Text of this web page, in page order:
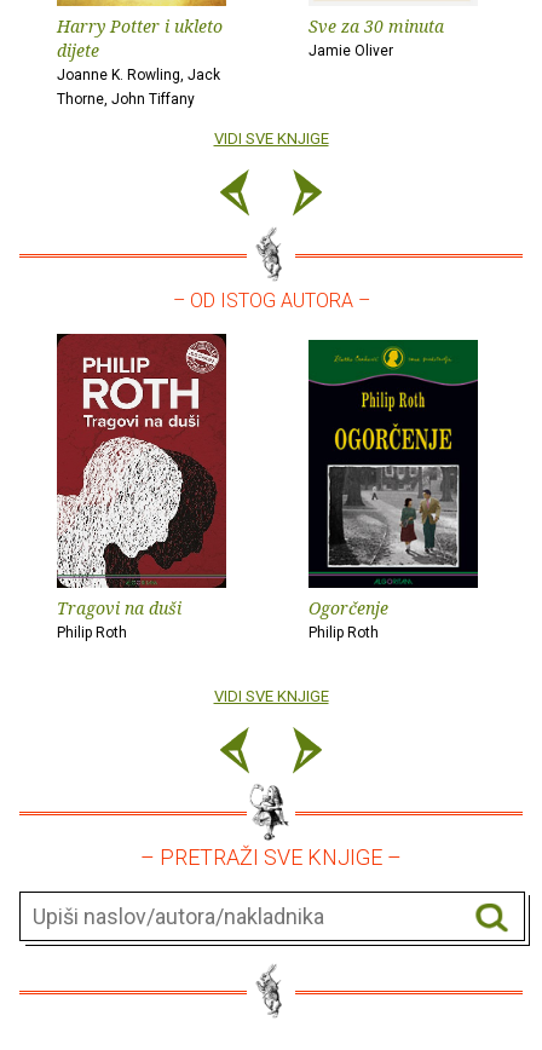
Harry Potter i ukleto
dijete
Joanne K. Rowling, Jack
Thorne, John Tiffany
Sve za 30 minuta
Jamie Oliver
VIDI SVE KNJIGE
– OD ISTOG AUTORA –
Tragovi na duši
Philip Roth
Ogorčenje
Philip Roth
VIDI SVE KNJIGE
– PRETRAŽI SVE KNJIGE –